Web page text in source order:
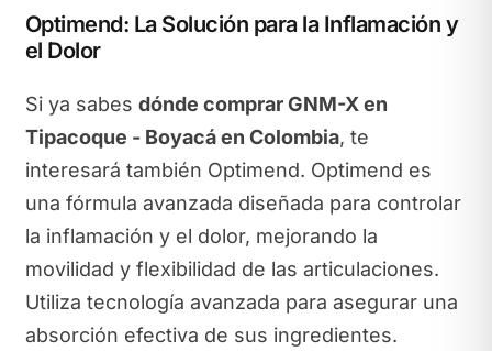
Optimend: La Solución para la Inflamación y
el Dolor
Si ya sabes dónde comprar GNM-X en
Tipacoque - Boyacá en Colombia, te
interesará también Optimend. Optimend es
una fórmula avanzada diseñada para controlar
la inflamación y el dolor, mejorando la
movilidad y flexibilidad de las articulaciones.
Utiliza tecnología avanzada para asegurar una
absorción efectiva de sus ingredientes.